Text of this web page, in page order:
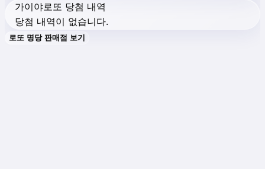
가이야로또 당첨 내역
당첨 내역이 없습니다.
로또 명당 판매점 보기